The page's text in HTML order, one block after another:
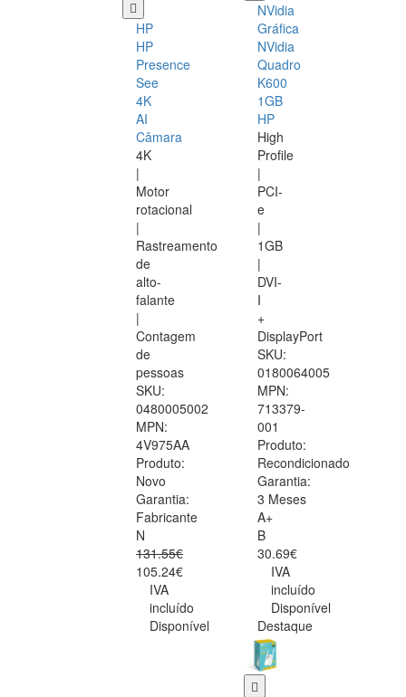
HP
HP
Presence
See
4K
AI
Câmara
4K
|
Motor
rotacional
|
Rastreamento
de
alto-
falante
|
Contagem
de
pessoas
SKU:
0480005002
MPN:
4V975AA
Produto:
Novo
Garantia:
Fabricante
N
131.55€
105.24€
IVA
incluído
Disponível
NVidia
Gráfica
NVidia
Quadro
K600
1GB
HP
High
Profile
|
PCI-
e
|
1GB
|
DVI-
I
+
DisplayPort
SKU:
0180064005
MPN:
713379-
001
Produto:
Recondicionado
Garantia:
3 Meses
A+
B
30.69€
IVA
incluído
Disponível
Destaque